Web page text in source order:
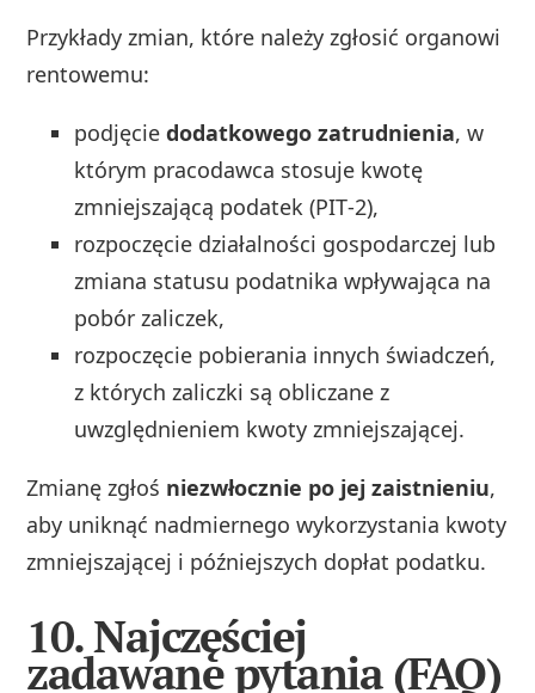
Przykłady zmian, które należy zgłosić organowi
rentowemu:
podjęciedodatkowego zatrudnienia, w
którym pracodawca stosuje kwotę
zmniejszającą podatek (PIT‑2),
rozpoczęcie działalności gospodarczej lub
zmiana statusu podatnika wpływająca na
pobór zaliczek,
rozpoczęcie pobierania innych świadczeń,
z których zaliczki są obliczane z
uwzględnieniem kwoty zmniejszającej.
Zmianę zgłoś niezwłocznie po jej zaistnieniu,
aby uniknąć nadmiernego wykorzystania kwoty
zmniejszającej i późniejszych dopłat podatku.
10. Najczęściej
zadawane pytania (FAQ)